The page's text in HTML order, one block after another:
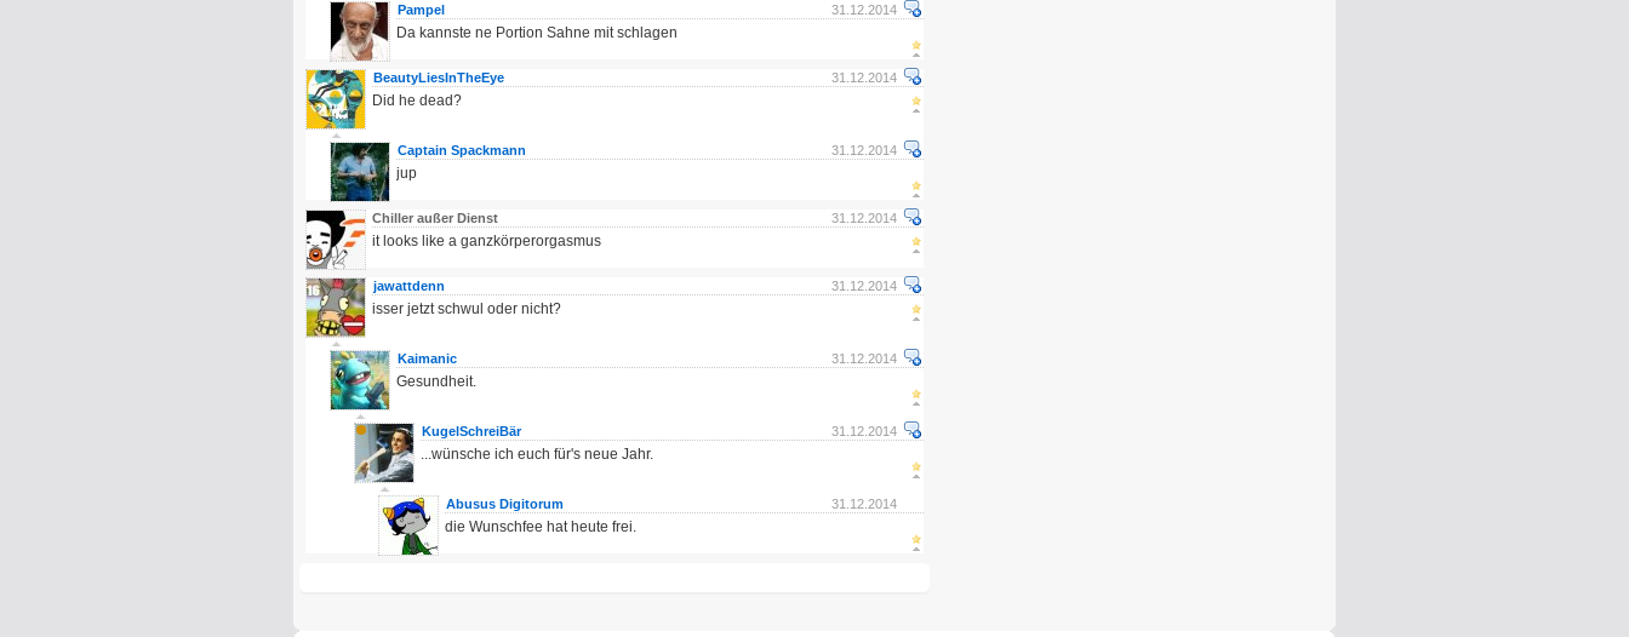
31.12.2014
Pampel
Da kannste ne Portion Sahne mit schlagen
31.12.2014
BeautyLiesInTheEye
Did he dead?
31.12.2014
Captain Spackmann
jup
31.12.2014
Chiller außer Dienst
it looks like a ganzkörperorgasmus
31.12.2014
jawattdenn
isser jetzt schwul oder nicht?
31.12.2014
Kaimanic
Gesundheit.
31.12.2014
KugelSchreiBär
...wünsche ich euch für's neue Jahr.
31.12.2014
Abusus Digitorum
die Wunschfee hat heute frei.